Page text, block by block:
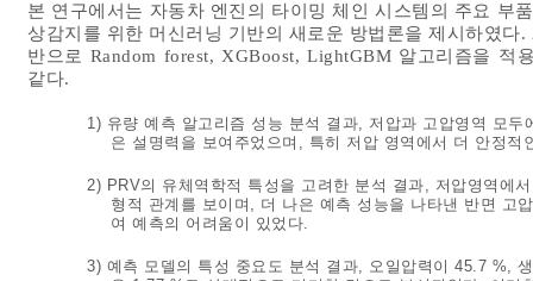
본 연구에서는 자동차 엔진의 타이밍 체인 시스템의 주요 부
상감지를 위한 머신러닝 기반의 새로운 방법론을 제시하였
반으로 Random forest, XGBoost, LightGBM 알고리즘을 적
같다.
1) 유량 예측 알고리즘 성능 분석 결과, 저압과 고압영역 모
은 설명력을 보여주었으며, 특히 저압 영역에서 더 안정적
2) PRV의 유체역학적 특성을 고려한 분석 결과, 저압영역에
형적 관계를 보이며, 더 나은 예측 성능을 나타낸 반면 고
여 예측의 어려움이 있었다.
3) 예측 모델의 특성 중요도 분석 결과, 오일압력이 45.7 %,